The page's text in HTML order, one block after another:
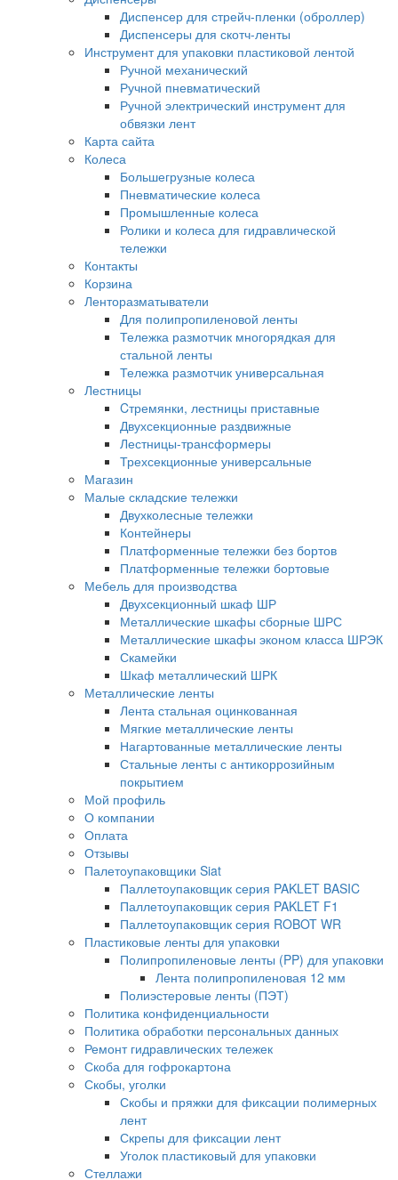
Диспенсер для стрейч-пленки (оброллер)
Диспенсеры для скотч-ленты
Инструмент для упаковки пластиковой лентой
Ручной механический
Ручной пневматический
Ручной электрический инструмент для
обвязки лент
Карта сайта
Колеса
Большегрузные колеса
Пневматические колеса
Промышленные колеса
Ролики и колеса для гидравлической
тележки
Контакты
Корзина
Ленторазматыватели
Для полипропиленовой ленты
Тележка размотчик многорядкая для
стальной ленты
Тележка размотчик универсальная
Лестницы
Cтремянки, лестницы приставные
Двухсекционные раздвижные
Лестницы-трансформеры
Трехсекционные универсальные
Магазин
Малые складские тележки
Двухколесные тележки
Контейнеры
Платформенные тележки без бортов
Платформенные тележки бортовые
Мебель для производства
Двухсекционный шкаф ШР
Металлические шкафы сборные ШРС
Металлические шкафы эконом класса ШРЭК
Скамейки
Шкаф металлический ШРК
Металлические ленты
Лента стальная оцинкованная
Мягкие металлические ленты
Нагартованные металлические ленты
Стальные ленты с антикоррозийным
покрытием
Мой профиль
О компании
Оплата
Отзывы
Палетоупаковщики Siat
Паллетоупаковщик серия PAKLET BASIC
Паллетоупаковщик серия PAKLET F1
Паллетоупаковщик серия ROBOT WR
Пластиковые ленты для упаковки
Полипропиленовые ленты (PP) для упаковки
Лента полипропиленовая 12 мм
Полиэстеровые ленты (ПЭТ)
Политика конфиденциальности
Политика обработки персональных данных
Ремонт гидравлических тележек
Скоба для гофрокартона
Скобы, уголки
Скобы и пряжки для фиксации полимерных
лент
Скрепы для фиксации лент
Уголок пластиковый для упаковки
Стеллажи